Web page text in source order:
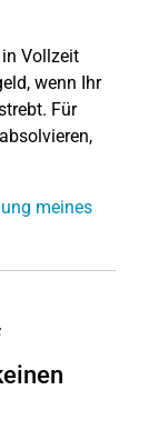
Vollzeit
wenn Ihr
Für
meines